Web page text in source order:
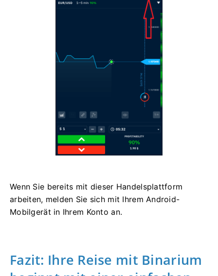
Wenn Sie bereits mit dieser Handelsplattform
arbeiten, melden Sie sich mit Ihrem Android-
Mobilgerät in Ihrem Konto an.
Fazit: Ihre Reise mit Binarium